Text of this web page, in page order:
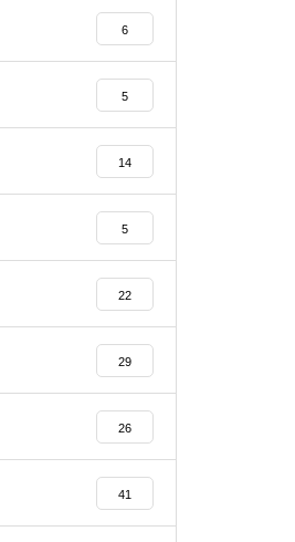
6
5
14
5
22
29
26
41